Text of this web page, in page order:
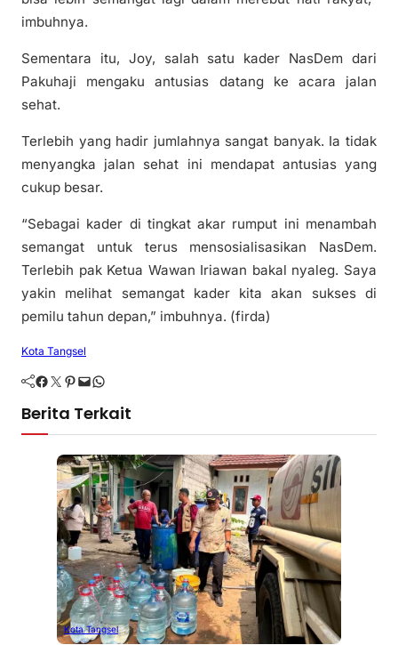
imbuhnya.
Sementara itu, Joy, salah satu kader NasDem dari
Pakuhaji mengaku antusias datang ke acara jalan
sehat.
Terlebih yang hadir jumlahnya sangat banyak. Ia tidak
menyangka jalan sehat ini mendapat antusias yang
cukup besar.
“Sebagai kader di tingkat akar rumput ini menambah
semangat untuk terus mensosialisasikan NasDem.
Terlebih pak Ketua Wawan Iriawan bakal nyaleg. Saya
yakin melihat semangat kader kita akan sukses di
pemilu tahun depan,” imbuhnya. (firda)
Kota Tangsel
Facebook Twitter Pinterest Mail WhatsApp
Berita Terkait
Kota Tangsel